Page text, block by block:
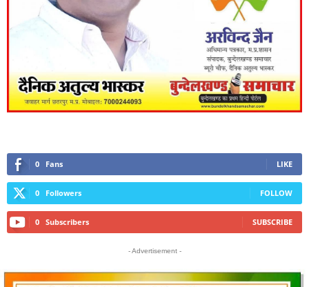
0 Fans LIKE
0 Followers FOLLOW
0 Subscribers SUBSCRIBE
- Advertisement -